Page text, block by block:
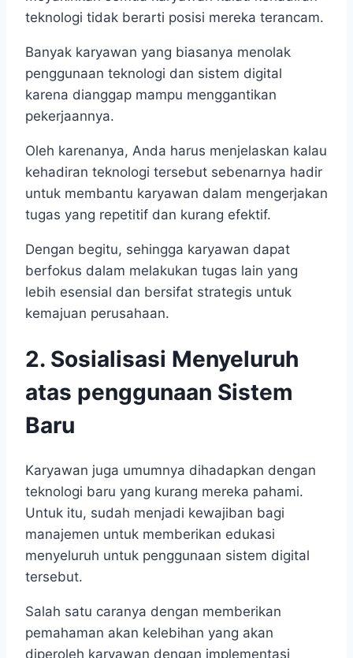
teknologi tidak berarti posisi mereka terancam.
Banyak karyawan yang biasanya menolak
penggunaan teknologi dan sistem digital
karena dianggap mampu menggantikan
pekerjaannya.
Oleh karenanya, Anda harus menjelaskan kalau
kehadiran teknologi tersebut sebenarnya hadir
untuk membantu karyawan dalam mengerjakan
tugas yang repetitif dan kurang efektif.
Dengan begitu, sehingga karyawan dapat
berfokus dalam melakukan tugas lain yang
lebih esensial dan bersifat strategis untuk
kemajuan perusahaan.
2. Sosialisasi Menyeluruh
atas penggunaan Sistem
Baru
Karyawan juga umumnya dihadapkan dengan
teknologi baru yang kurang mereka pahami.
Untuk itu, sudah menjadi kewajiban bagi
manajemen untuk memberikan edukasi
menyeluruh untuk penggunaan sistem digital
tersebut.
Salah satu caranya dengan memberikan
pemahaman akan kelebihan yang akan
diperoleh karyawan dengan implementasi